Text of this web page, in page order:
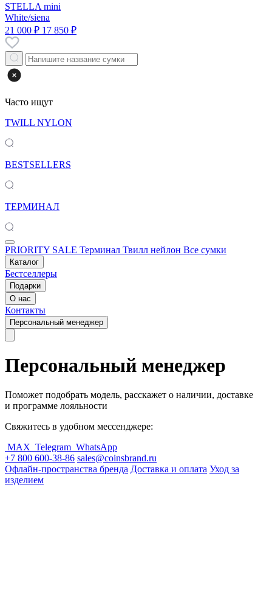
STELLA mini
White/siena
21 000 ₽ 17 850 ₽
Часто ищут
TWILL NYLON
BESTSELLERS
ТЕРМИНАЛ
PRIORITY SALE Терминал Твилл нейлон Все сумки
Каталог
Бестселлеры
Подарки
О нас
Контакты
Персональный менеджер
Персональный менеджер
Поможет подобрать модель, расскажет о наличии, доставке
и программе лояльности
Свяжитесь в удобном мессенджере:
MAX Telegram WhatsApp
+7 800 600-38-86 sales@coinsbrand.ru
Офлайн-пространства бренда Доставка и оплата Уход за
изделием